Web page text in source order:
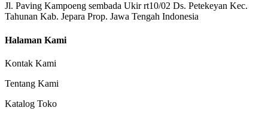
Jl. Paving Kampoeng sembada Ukir rt10/02 Ds. Petekeyan Kec.
Tahunan Kab. Jepara Prop. Jawa Tengah Indonesia
Halaman Kami
Kontak Kami
Tentang Kami
Katalog Toko